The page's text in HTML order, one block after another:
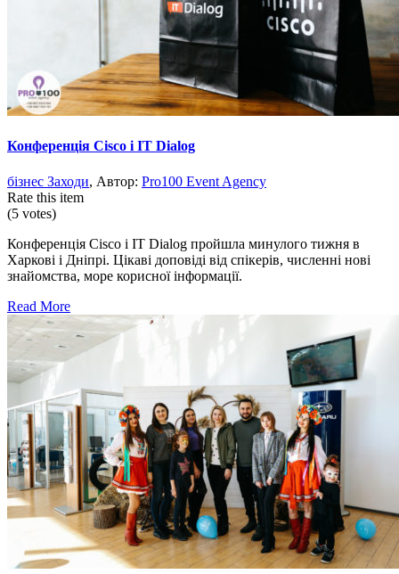
Конференція Cisco і IT Dialog
бізнес Заходи, Автор: Pro100 Event Agency
Rate this item
(5 votes)
Конференція Cisco і IT Dialog пройшла минулого тижня в
Харкові і Дніпрі. Цікаві доповіді від спікерів, численні нові
знайомства, море корисної інформації.
Read More